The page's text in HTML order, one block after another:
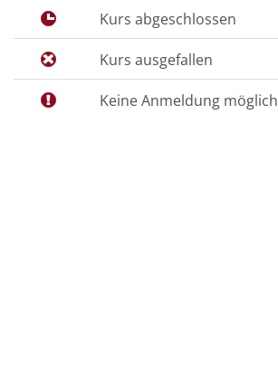
Kurs abgeschlossen
Kurs ausgefallen
Keine Anmeldung möglich